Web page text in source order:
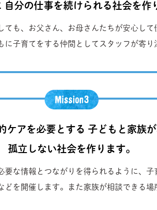
自分の仕事を続けられる社会を作
ても、お父さん、お母さんたちが安心し
に子育てをする仲間としてスタッフが寄り
ケアを必要とする 子どもと家族が
孤立しない社会を作ります。
要な情報とつながりを得られるように、
を開催します。また家族が相談できる場